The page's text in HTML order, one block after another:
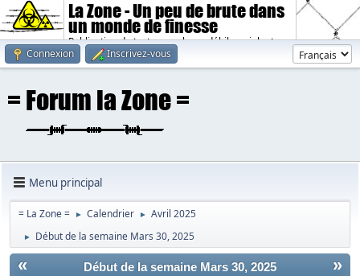
La Zone - Un peu de brute dans
un monde de finesse
Publication de textes sombres, débiles, violents.
Connexion
Inscrivez-vous
Menu principal
= La Zone = ► Calendrier ► Avril 2025
► Début de la semaine Mars 30, 2025
« »
Début de la semaine Mars 30, 2025